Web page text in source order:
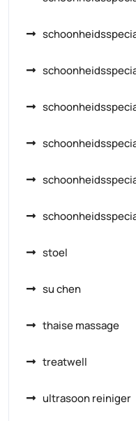
stoel
su chen
thaise massage
treatwell
ultrasoon reiniger